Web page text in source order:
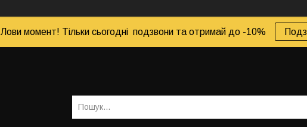
Лови момент! Тільки сьогодні подзвони та отримай до -10%